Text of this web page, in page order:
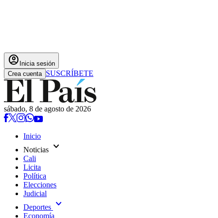
account_circle Inicia sesión
Crea cuenta SUSCRÍBETE
sábado, 8 de agosto de 2026
Inicio
Noticias expand_more
Cali
Licita
Política
Elecciones
Judicial
Deportes expand_more
Economía